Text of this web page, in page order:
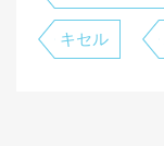
キセル